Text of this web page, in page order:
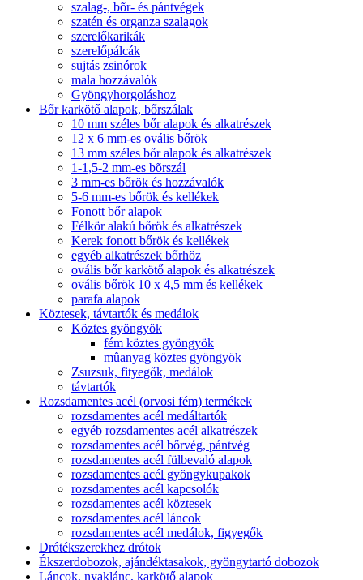
szalag-, bõr- és pántvégek
szatén és organza szalagok
szerelőkarikák
szerelőpálcák
sujtás zsinórok
mala hozzávalók
Gyöngyhorgoláshoz
Bőr karkötő alapok, bőrszálak
10 mm széles bőr alapok és alkatrészek
12 x 6 mm-es ovális bőrök
13 mm széles bőr alapok és alkatrészek
1-1,5-2 mm-es bõrszál
3 mm-es bőrök és hozzávalók
5-6 mm-es bőrök és kellékek
Fonott bőr alapok
Félkör alakú bőrök és alkatrészek
Kerek fonott bőrök és kellékek
egyéb alkatrészek bőrhöz
ovális bőr karkötő alapok és alkatrészek
ovális bőrök 10 x 4,5 mm és kellékek
parafa alapok
Köztesek, távtartók és medálok
Köztes gyöngyök
fém köztes gyöngyök
mûanyag köztes gyöngyök
Zsuzsuk, fityegők, medálok
távtartók
Rozsdamentes acél (orvosi fém) termékek
rozsdamentes acél medáltartók
egyéb rozsdamentes acél alkatrészek
rozsdamentes acél bőrvég, pántvég
rozsdamentes acél fülbevaló alapok
rozsdamentes acél gyöngykupakok
rozsdamentes acél kapcsolók
rozsdamentes acél köztesek
rozsdamentes acél láncok
rozsdamentes acél medálok, figyegők
Drótékszerekhez drótok
Ékszerdobozok, ajándéktasakok, gyöngytartó dobozok
Láncok, nyaklánc, karkötő alapok